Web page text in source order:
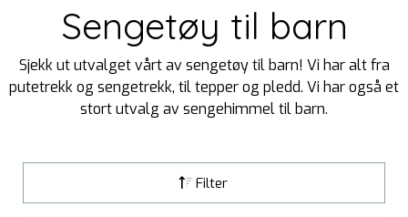
Sengetøy til barn
Sjekk ut utvalget vårt av sengetøy til barn! Vi har alt fra
putetrekk og sengetrekk, til tepper og pledd. Vi har også et
stort utvalg av sengehimmel til barn.
Filter